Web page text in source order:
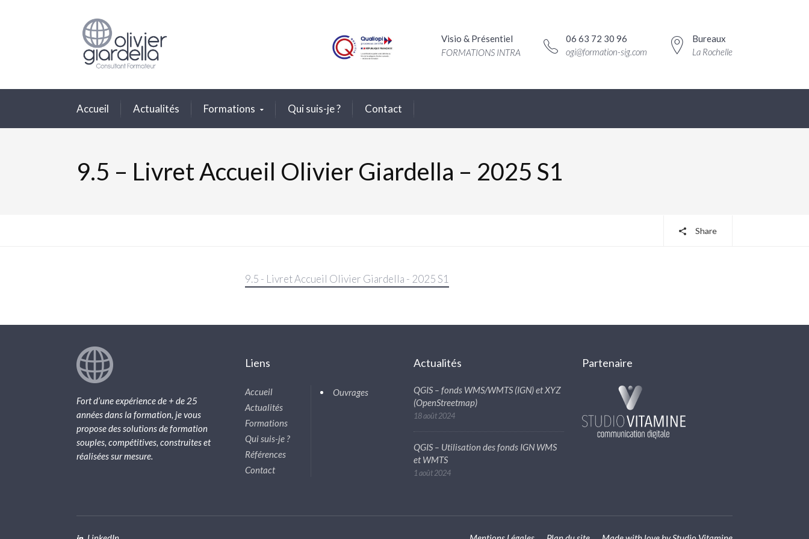
Bureaux
La Rochelle
06 63 72 30 96
ogi@formation-sig.com
Visio & Présentiel
FORMATIONS INTRA
Accueil Actualités Formations Qui suis-je ? Contact
9.5 – Livret Accueil Olivier Giardella – 2025 S1
Share
9.5 - Livret Accueil Olivier Giardella - 2025 S1
Fort d’une expérience de + de 25
années dans la formation, je vous
propose des solutions de formation
souples, compétitives, construites et
réalisées sur mesure.
Liens
Accueil
Actualités
Formations
Qui suis-je ?
Références
Contact
Ouvrages
Actualités
QGIS – fonds WMS/WMTS (IGN) et XYZ
(OpenStreetmap)
18 août 2024
QGIS – Utilisation des fonds IGN WMS
et WMTS
1 août 2024
Partenaire